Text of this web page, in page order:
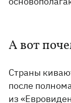
А вот
Страны
после
из